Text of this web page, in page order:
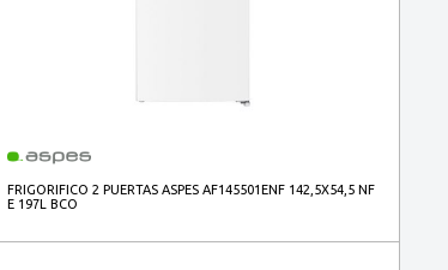
FRIGORIFICO 2 PUERTAS ASPES AF145501ENF 142,5X54,5 NF
E 197L BCO